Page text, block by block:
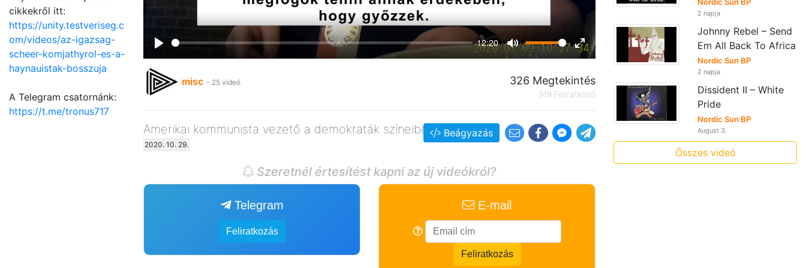
cikkekről itt:
https://unity.testveriseg.c
om/videos/az-igazsag-
scheer-komjathyrol-es-a-
haynauistak-bosszuja
A Telegram csatornánk:
https://t.me/tronus717
Play
12:20
Mute
Enter
fullscreen
misc - 25 videó 326 Megtekintés
919 Feliratkozó
Amerikai kommunista vezető a demokraták színeiben
2020. 10. 29.
Beágyazás
Szeretnél értesítést kapni az új videókról?
Telegram
Feliratkozás
E-mail
Feliratkozás
2 napja
Johnny Rebel – Send
Em All Back To Africa
Nordic Sun BP
2 napja
Dissident II – White
Pride
Nordic Sun BP
August 3.
Összes videó